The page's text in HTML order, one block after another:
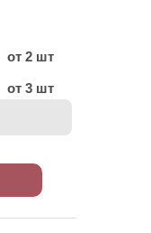
от 2 шт
от 3 шт